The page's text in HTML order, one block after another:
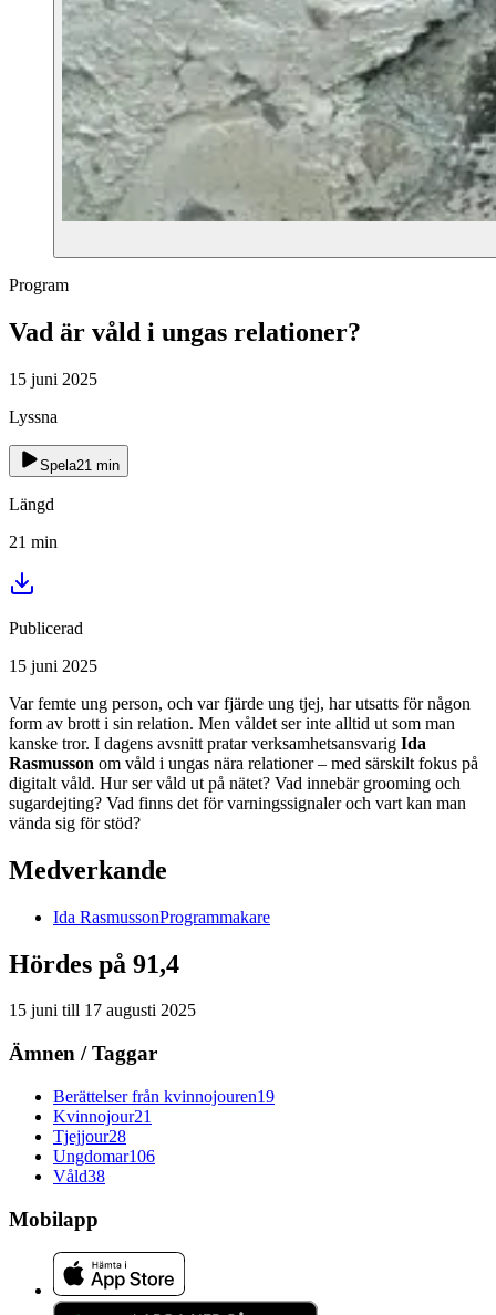
Program
Vad är våld i ungas relationer?
15 juni 2025
Lyssna
Spela21 min
Längd
21 min
Publicerad
15 juni 2025
Var femte ung person, och var fjärde ung tjej, har utsatts för någon
form av brott i sin relation. Men våldet ser inte alltid ut som man
kanske tror. I dagens avsnitt pratar verksamhetsansvarig Ida
Rasmusson om våld i ungas nära relationer – med särskilt fokus på
digitalt våld. Hur ser våld ut på nätet? Vad innebär grooming och
sugardejting? Vad finns det för varningssignaler och vart kan man
vända sig för stöd?
Medverkande
Ida RasmussonProgrammakare
Hördes på 91,4
15 juni till 17 augusti 2025
Ämnen / Taggar
Berättelser från kvinnojouren19
Kvinnojour21
Tjejjour28
Ungdomar106
Våld38
Mobilapp